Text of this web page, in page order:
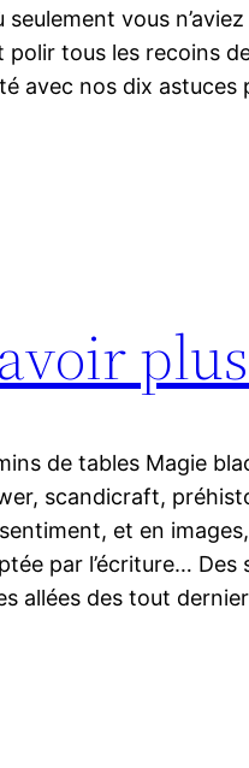
vous
tous les recoins
avec nos dix astuces
de tables Magie
scandicraft,
et en
par l’écriture… Des
allées des tout